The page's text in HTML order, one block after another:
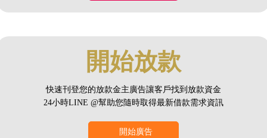
開始放款
快速刊登您的放款金主廣告讓客戶找到放款資金
24小時LINE @幫助您隨時取得最新借款需求資訊
開始廣告